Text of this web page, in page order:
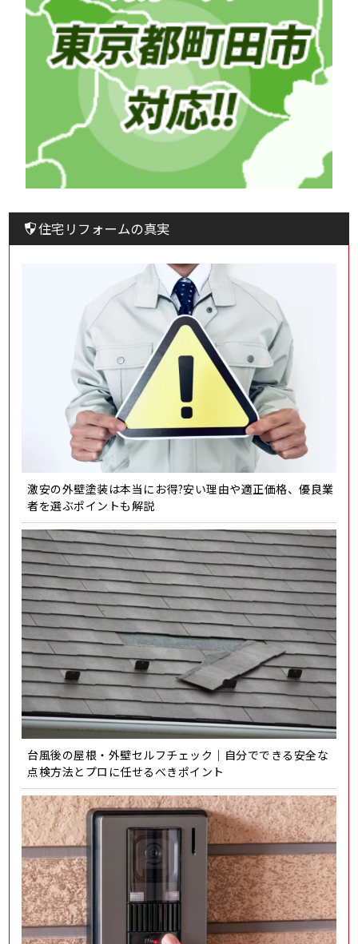
住宅リフォームの真実
激安の外壁塗装は本当にお得?安い理由や適正価格、優良業
者を選ぶポイントも解説
台風後の屋根・外壁セルフチェック｜自分でできる安全な
点検方法とプロに任せるべきポイント